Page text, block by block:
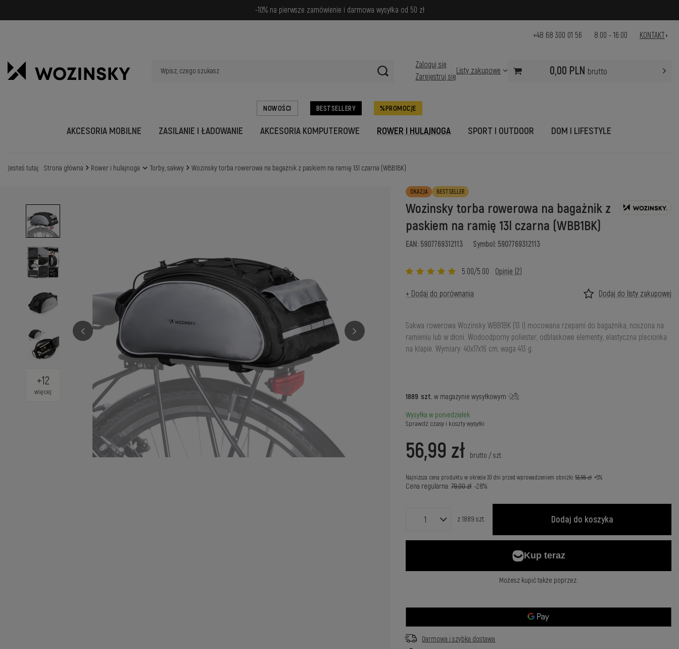
-10% na pierwsze zamówienie i darmowa wysyłka od 50 zł
+48 68 300 01 56 8:00 - 16:00 KONTAKT
Zaloguj się
Zarejestruj się
Listy zakupowe 0,00 PLN brutto
NOWOŚCI BESTSELLERY PROMOCJE
AKCESORIA MOBILNE ZASILANIE I ŁADOWANIE AKCESORIA KOMPUTEROWE ROWER I HULAJNOGA SPORT I OUTDOOR DOM I LIFESTYLE
Jesteś tutaj: Strona główna Rower i hulajnoga Torby, sakwy Wozinsky torba rowerowa na bagażnik z paskiem na ramię 13l czarna (WBB1BK)
+12
więcej
OKAZJA BESTSELLER
Wozinsky torba rowerowa na bagażnik z
paskiem na ramię 13l czarna (WBB1BK)
EAN: 5907769312113 Symbol: 5907769312113
5.00/5.00 Opinie (2)
+ Dodaj do porównania Dodaj do listy zakupowej
Sakwa rowerowa Wozinsky WBB1BK (13 l) mocowana rzepami do bagażnika, noszona na
ramieniu lub w dłoni. Wodoodporny poliester, odblaskowe elementy, elastyczna plecionka
na klapie. Wymiary: 40x17x16 cm, waga 413 g.
1889 szt. w magazynie wysyłkowym
Wysyłkaw poniedziałek
Sprawdź czasy i koszty wysyłki
56,99 zł brutto /szt.
Najniższa cena produktu w okresie 30 dni przed wprowadzeniem obniżki:53,98 zł +5%
Cena regularna:79,00 zł -28%
z1889szt. Dodaj do koszyka
Możesz kupić także poprzez:
Darmowa i szybka dostawa